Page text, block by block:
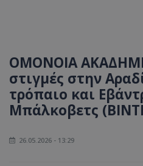
ΟΜΟΝΟΙΑ
στιγμές στην
τρόπαιο και
Μπάλκοβετς
26.05.2026 - 13:29